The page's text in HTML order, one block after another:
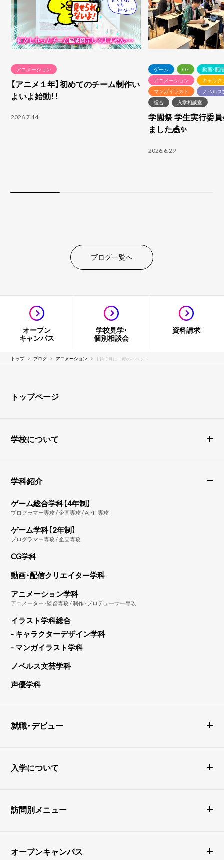
アニメーション
【アニメ１年】初めてのチーム制作い
よいよ始動！！
2026.7.14
ゲーム CG
動画・配
アニメーション
キャラ
マンガイラスト
ノベル
総合
入学相談室
学園祭 学生実行委
ました🎪✨
2026.6.29
ブログ一覧へ
オープン
キャンパス
学校見学・
個別相談会
資料請求
トップ ブログ アニメーション 【1年】月に一度のイベント
トップページ
学校について
学科紹介
ゲーム総合学科【4年制】
プログラマー専攻 / 企画専攻 / AI・IT専攻
ゲーム学科【2年制】
プログラマー専攻 / 企画専攻
CG学科
動画・配信クリエイター学科
アニメーション学科
アニメーター・監督専攻 / 制作・プロデューサー専攻
イラスト学科総合
- キャラクターデザイン学科
- マンガイラスト学科
ノベルス文芸学科
声優学科
就職・デビュー
入学について
訪問別メニュー
オープンキャンパス